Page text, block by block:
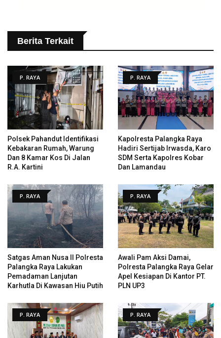
Berita Terkait
P. RAYA
Polsek Pahandut Identifikasi
Kebakaran Rumah, Warung
Dan 8 Kamar Kos Di Jalan
R.A. Kartini
P. RAYA
Kapolresta Palangka Raya
Hadiri Sertijab Irwasda, Karo
SDM Serta Kapolres Kobar
Dan Lamandau
P. RAYA
Satgas Aman Nusa II Polresta
Palangka Raya Lakukan
Pemadaman Lanjutan
Karhutla Di Kawasan Hiu Putih
P. RAYA
Awali Pam Aksi Damai,
Polresta Palangka Raya Gelar
Apel Kesiapan Di Kantor PT.
PLN UP3
P. RAYA P. RAYA